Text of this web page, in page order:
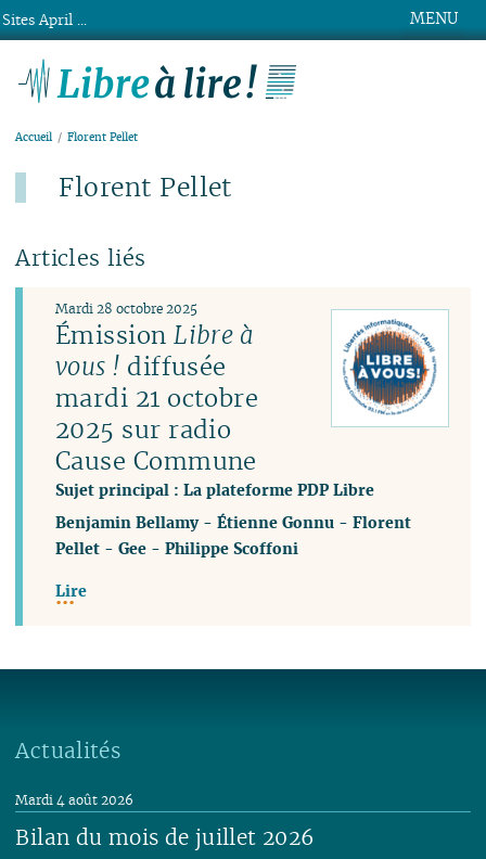
MENU
Accueil Florent Pellet
Florent Pellet
Articles liés
ÉmissionLibre à
vous ! diffusée
mardi 21 octobre
2025 sur radio
Cause Commune
Sujet principal : La plateforme PDP Libre
Mardi 28 octobre 2025
Benjamin Bellamy-Étienne Gonnu -Florent
Pellet -Gee -Philippe Scoffoni
Lire
Actualités
Bilan du mois de juillet 2026
Mardi 4 août 2026
Sites April ...